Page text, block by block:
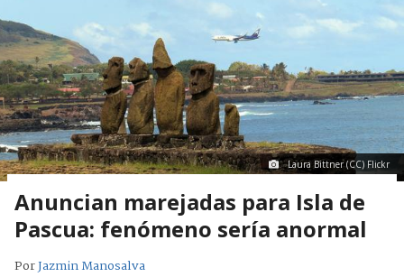
Laura Bittner (CC) Flickr
Anuncian marejadas para Isla de
Pascua: fenómeno sería anormal
PorJazmin Manosalva